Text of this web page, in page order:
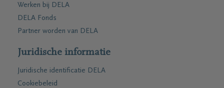
Werken bij DELA
DELA Fonds
Partner worden van DELA
Juridische informatie
Juridische identificatie DELA
Cookiebeleid